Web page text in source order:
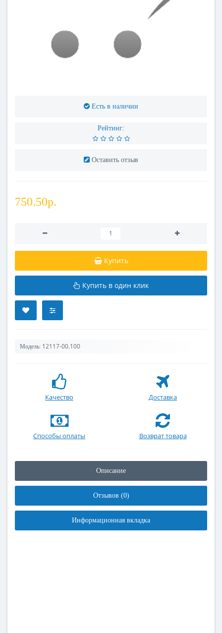
Есть в наличии
Рейтинг:
Оставить отзыв
750.50р.
Купить
Купить в один клик
Модель: 12117-00.100
Качество Доставка
Способы оплаты Возврат товара
Описание
Отзывов (0)
Информационная вкладка